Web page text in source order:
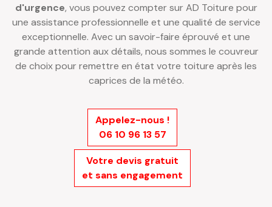
d'urgence, vous pouvez compter sur AD Toiture pour
une assistance professionnelle et une qualité de service
exceptionnelle. Avec un savoir-faire éprouvé et une
grande attention aux détails, nous sommes le couvreur
de choix pour remettre en état votre toiture après les
caprices de la météo.
Appelez-nous !
06 10 96 13 57
Votre devis gratuit
et sans engagement